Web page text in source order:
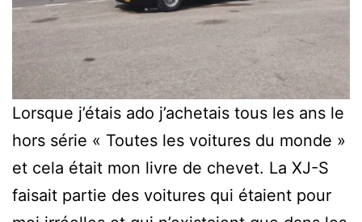
Lorsque j’étais ado j’achetais tous les ans le
hors série « Toutes les voitures du monde »
et cela était mon livre de chevet. La XJ-S
faisait partie des voitures qui étaient pour